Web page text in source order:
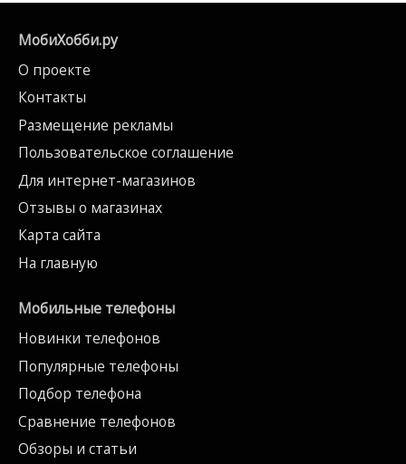
МобиХобби.ру
О проекте
Контакты
Размещение рекламы
Пользовательское соглашение
Для интернет-магазинов
Отзывы о магазинах
Карта сайта
На главную
Мобильные телефоны
Новинки телефонов
Популярные телефоны
Подбор телефона
Сравнение телефонов
Обзоры и статьи